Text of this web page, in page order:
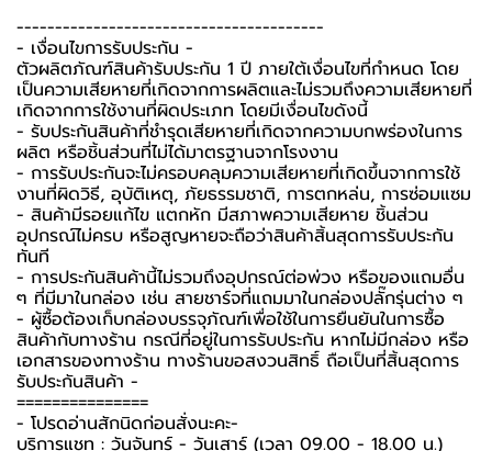
----------------------------------------
-️ เงื่อนไขการรับประกัน -️
ตัวผลิตภัณฑ์สินค้ารับประกัน 1 ปี ภายใต้เงื่อนไขที่กำหนด โดย
เป็นความเสียหายที่เกิดจากการผลิตและไม่รวมถึงความเสียหายที่
เกิดจากการใช้งานที่ผิดประเภท โดยมีเงื่อนไขดังนี้
- รับประกันสินค้าที่ชำรุดเสียหายที่เกิดจากความบกพร่องในการ
ผลิต หรือชิ้นส่วนที่ไม่ได้มาตรฐานจากโรงงาน
- การรับประกันจะไม่ครอบคลุมความเสียหายที่เกิดขึ้นจากการใช้
งานที่ผิดวิธี, อุบัติเหตุ, ภัยธรรมชาติ, การตกหล่น, การซ่อมแซม
- สินค้ามีรอยแก้ไข แตกหัก มีสภาพความเสียหาย ชิ้นส่วน
อุปกรณ์ไม่ครบ หรือสูญหายจะถือว่าสินค้าสิ้นสุดการรับประกัน
ทันที
- การประกันสินค้านี้ไม่รวมถึงอุปกรณ์ต่อพ่วง หรือของแถมอื่น
ๆ ที่มีมาในกล่อง เช่น สายชาร์จที่แถมมาในกล่องปลั๊กรุ่นต่าง ๆ
-️ ผู้ซื้อต้องเก็บกล่องบรรจุภัณฑ์เพื่อใช้ในการยืนยันในการซื้อ
สินค้ากับทางร้าน กรณีที่อยู่ในการรับประกัน หากไม่มีกล่อง หรือ
เอกสารของทางร้าน ทางร้านขอสงวนสิทธิ์ ถือเป็นที่สิ้นสุดการ
รับประกันสินค้า -️
===============
-️ โปรดอ่านสักนิดก่อนสั่งนะคะ-️
บริการแชท : วันจันทร์ - วันเสาร์ (เวลา 09.00 - 18.00 น.)